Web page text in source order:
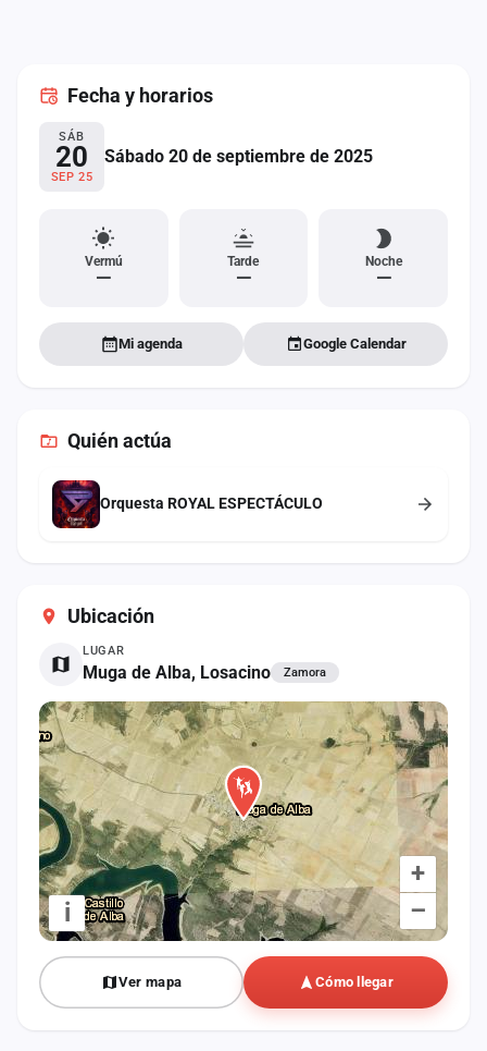
Ubicación
LUGAR
Muga de Alba, Losacino Zamora
+
–
i
Ver mapa Cómo llegar
Fecha y horarios
SÁB
20
SEP 25
Sábado 20 de septiembre de 2025
Vermú
—
Tarde
—
Noche
—
Mi agenda Google Calendar
Quién actúa
Orquesta ROYAL ESPECTÁCULO
Administración
Contacto